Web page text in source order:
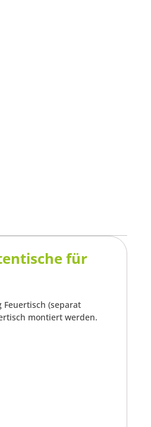
für
Feuertisch (separat
montiert werden.